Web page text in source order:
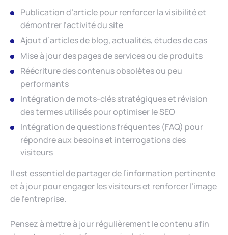
Publication d’article pour renforcer la visibilité et
démontrer l’activité du site
Ajout d’articles de blog, actualités, études de cas
Mise à jour des pages de services ou de produits
Réécriture des contenus obsolètes ou peu
performants
Intégration de mots-clés stratégiques et révision
des termes utilisés pour optimiser le SEO
Intégration de questions fréquentes (FAQ) pour
répondre aux besoins et interrogations des
visiteurs
Il est essentiel de partager de l’information pertinente
et à jour pour engager les visiteurs et renforcer l’image
de l’entreprise.
Pensez à mettre à jour régulièrement le contenu afin